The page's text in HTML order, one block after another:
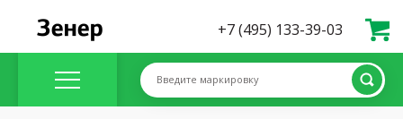
+7 (495) 133-39-03
Введите маркировку